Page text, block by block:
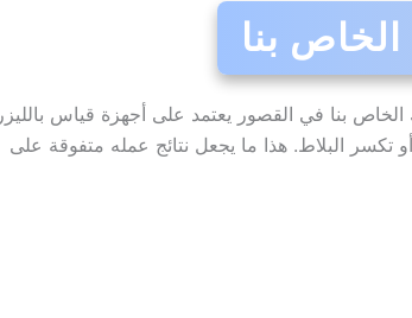
بنا
بنا في القصور يعتمد على أجهزة قياس بالليزر
تكسر البلاط. هذا ما يجعل نتائج عمله متفوقة على